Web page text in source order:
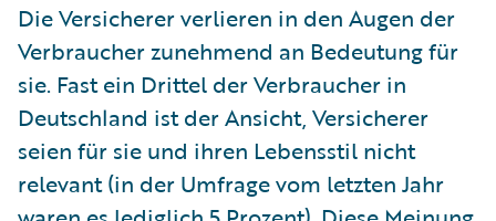
Die Versicherer verlieren in den Augen der
Verbraucher zunehmend an Bedeutung für
sie. Fast ein Drittel der Verbraucher in
Deutschland ist der Ansicht, Versicherer
seien für sie und ihren Lebensstil nicht
relevant (in der Umfrage vom letzten Jahr